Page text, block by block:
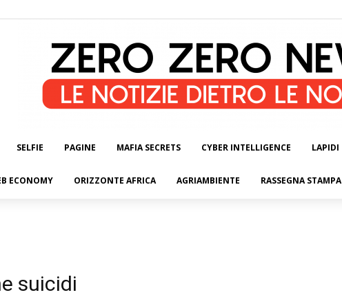
SELFIE PAGINE MAFIA SECRETS CYBER INTELLIGENCE LAPIDI
ECONOMY ORIZZONTE AFRICA AGRIAMBIENTE RASSEGNA STAMPA
suicidi